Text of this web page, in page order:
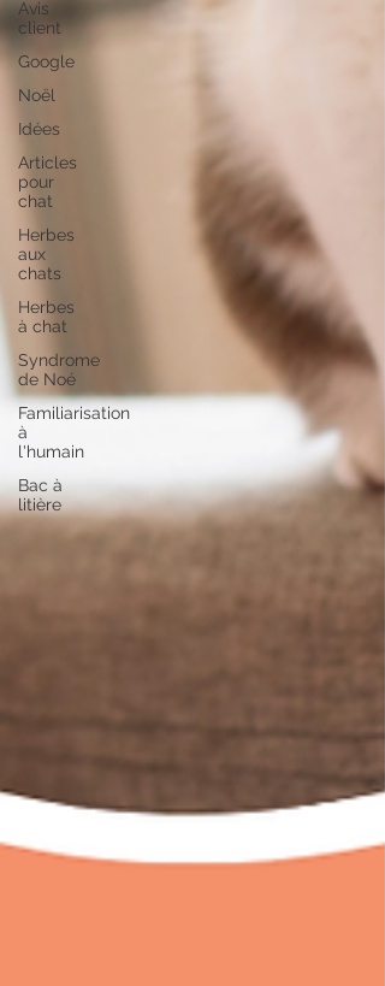
Avis
client
Google
Noël
Idées
Articles
pour
chat
Herbes
aux
chats
Herbes
à chat
Syndrome
de Noé
Familiarisation
à
l'humain
Bac à
litière